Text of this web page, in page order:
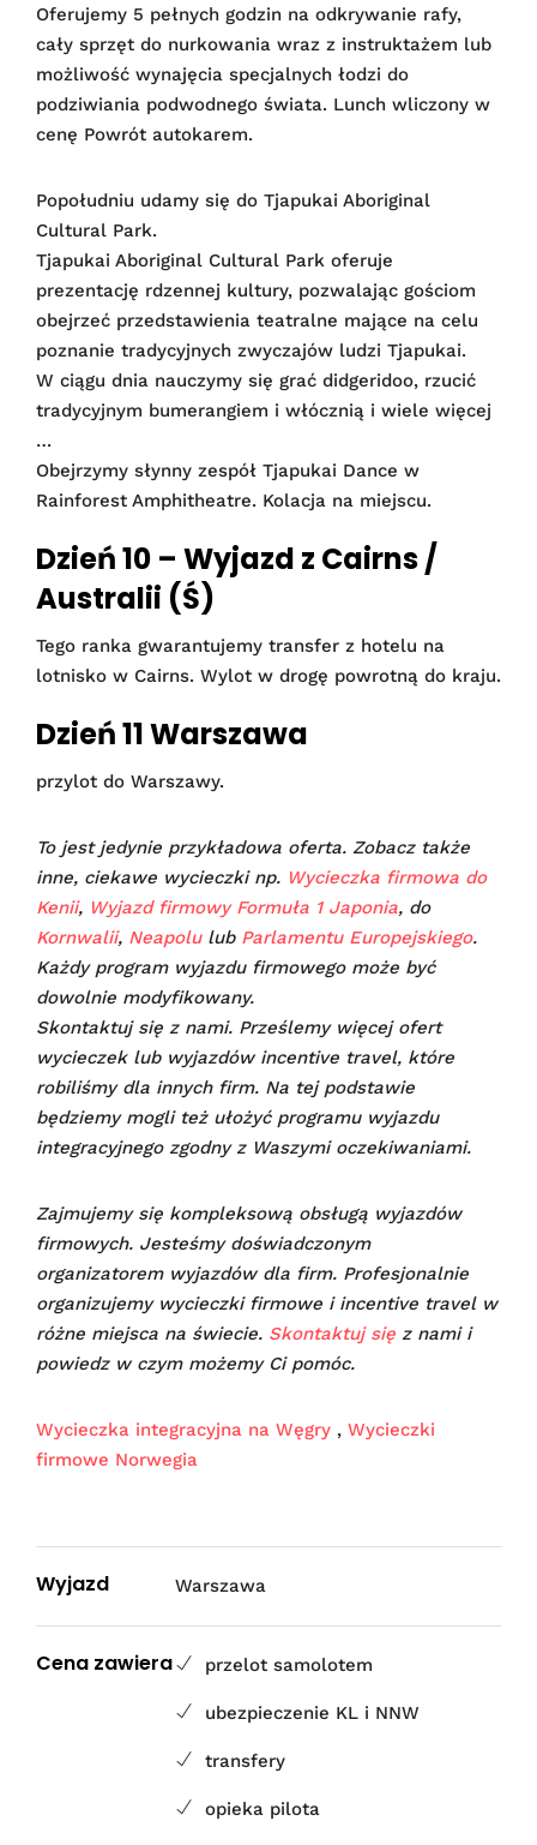
Oferujemy 5 pełnych godzin na odkrywanie rafy,
cały sprzęt do nurkowania wraz z instruktażem lub
możliwość wynajęcia specjalnych łodzi do
podziwiania podwodnego świata. Lunch wliczony w
cenę Powrót autokarem.
Popołudniu udamy się do Tjapukai Aboriginal
Cultural Park.
Tjapukai Aboriginal Cultural Park oferuje
prezentację rdzennej kultury, pozwalając gościom
obejrzeć przedstawienia teatralne mające na celu
poznanie tradycyjnych zwyczajów ludzi Tjapukai.
W ciągu dnia nauczymy się grać didgeridoo, rzucić
tradycyjnym bumerangiem i włócznią i wiele więcej
…
Obejrzymy słynny zespół Tjapukai Dance w
Rainforest Amphitheatre. Kolacja na miejscu.
Dzień 10 – Wyjazd z Cairns /
Australii (Ś)
Tego ranka gwarantujemy transfer z hotelu na
lotnisko w Cairns. Wylot w drogę powrotną do kraju.
Dzień 11 Warszawa
przylot do Warszawy.
To jest jedynie przykładowa oferta. Zobacz także
inne, ciekawe wycieczki np. Wycieczka firmowa do
Kenii, Wyjazd firmowy Formuła 1 Japonia, do
Kornwalii, Neapolulub Parlamentu Europejskiego.
Każdy program wyjazdu firmowego może być
dowolnie modyfikowany.
Skontaktuj się z nami. Prześlemy więcej ofert
wycieczek lub wyjazdów incentive travel, które
robiliśmy dla innych firm. Na tej podstawie
będziemy mogli też ułożyć programu wyjazdu
integracyjnego zgodny z Waszymi oczekiwaniami.
Zajmujemy się kompleksową obsługą wyjazdów
firmowych. Jesteśmy doświadczonym
organizatorem wyjazdów dla firm. Profesjonalnie
organizujemy wycieczki firmowe i incentive travel w
różne miejsca na świecie. Skontaktuj się z nami i
powiedz w czym możemy Ci pomóc.
Wycieczka integracyjna na Węgry , Wycieczki
firmowe Norwegia
Wyjazd Warszawa
Cena zawiera przelot samolotem
ubezpieczenie KL i NNW
transfery
opieka pilota